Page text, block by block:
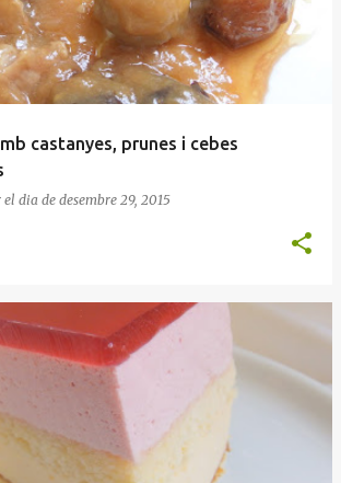
castanyes, prunes i cebes
el dia de desembre 29, 2015